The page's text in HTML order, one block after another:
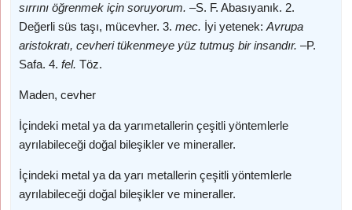
sırrını öğrenmek için soruyorum. –S. F. Abasıyanık. 2.
Değerli süs taşı, mücevher. 3.mec. İyi yetenek: Avrupa
aristokratı, cevheri tükenmeye yüz tutmuş bir insandır. –P.
Safa. 4.fel. Töz.
Maden, cevher
İçindeki metal ya da yarımetallerin çeşitli yöntemlerle
ayrılabileceği doğal bileşikler ve mineraller.
İçindeki metal ya da yarı metallerin çeşitli yöntemlerle
ayrılabileceği doğal bileşikler ve mineraller.